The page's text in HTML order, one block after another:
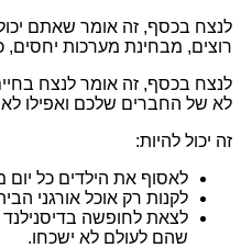
לנצח בכסף, זה אומר שאתם
רוצים, מבחינת מערכות יחסים,
לנצח בכסף, זה אומר לנצח
לא של החברים שלכם ואפילו
זה יכול להיות:
לאסוף את הילדים כל
לקנות רק אוכל אורגני
לצאת לחופשה בדיסנילנד
שהם לעולם לא ישכחו.